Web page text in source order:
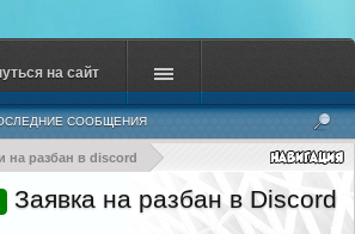
на разбан в discord
Заявка на разбан в Discord
СООБЩЕНИЯ
на сайт